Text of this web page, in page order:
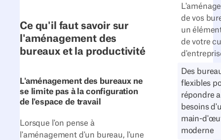
de vos
un
de votre
Des
flexibles
répondre
besoins
main-
moderne
Ce qu'il faut savoir sur
l'aménagement des
bureaux et la productivité
L'aménagement des bureaux ne
se limite pas à la configuration
de l'espace de travail
Lorsque l'on pense à
l'aménagement d'un bureau, l'une